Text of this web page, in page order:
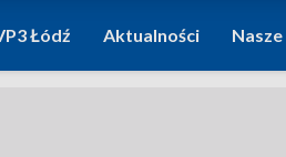
Łódź Aktualności